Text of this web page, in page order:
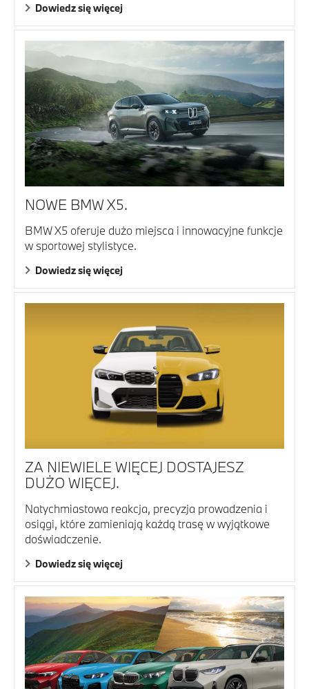
Dowiedz się więcej
NOWE BMW X5.
BMW X5 oferuje dużo miejsca i innowacyjne funkcje
w sportowej stylistyce.
Dowiedz się więcej
ZA NIEWIELE WIĘCEJ DOSTAJESZ
DUŻO WIĘCEJ.
Natychmiastowa reakcja, precyzja prowadzenia i
osiągi, które zamieniają każdą trasę w wyjątkowe
doświadczenie.
Dowiedz się więcej